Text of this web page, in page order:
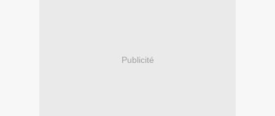
Publicité